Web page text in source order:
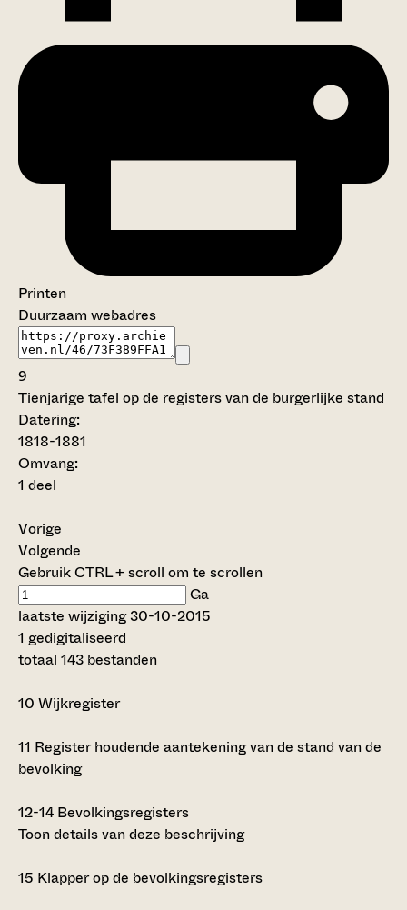
Printen
Duurzaam webadres
9
Tienjarige tafel op de registers van de burgerlijke stand
Datering:
1818-1881
Omvang:
1 deel
Vorige
Volgende
Gebruik CTRL + scroll om te scrollen
Ga
laatste wijziging 30-10-2015
1 gedigitaliseerd
totaal 143 bestanden
10 Wijkregister
11 Register houdende aantekening van de stand van de
bevolking
12-14 Bevolkingsregisters
Toon details van deze beschrijving
15 Klapper op de bevolkingsregisters